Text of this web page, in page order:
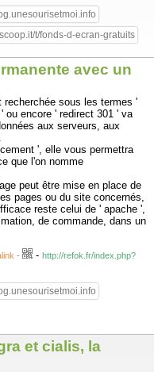
t/fonds-d-ecran-gratuits
avec un
recherchée sous les termes '
ou encore ' redirect 301 ' va
aux serveurs, aux
', elle vous permettra
que l'on nomme
peut être mise en place de
pages ou du site concernés,
reste celui de ' apache ',
de commande, dans un
- - http://refok.fr/index.php?
et cialis, la